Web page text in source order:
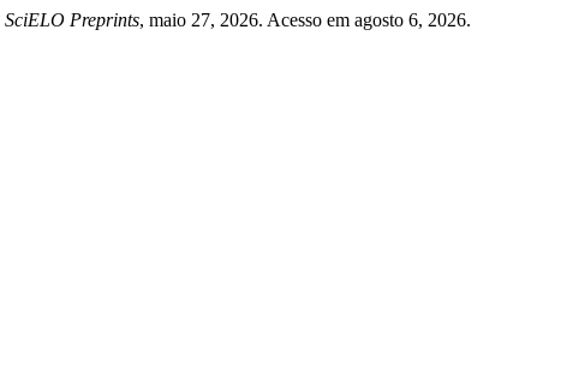
SciELO Preprints, maio 27, 2026. Acesso em agosto 6, 2026.